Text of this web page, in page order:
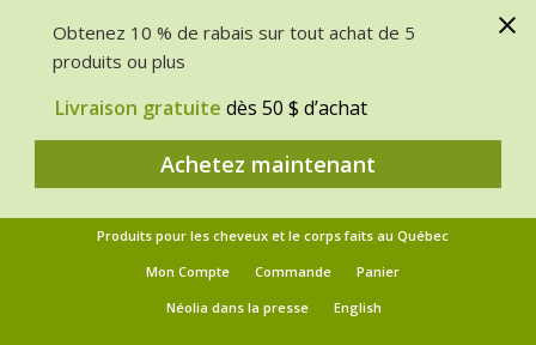
Obtenez 10 % de rabais sur tout achat de 5
produits ou plus
Livraison gratuite dès 50 $ d’achat
Achetez maintenant
Produits pour les cheveux et le corps faits au Québec
Mon Compte
Commande
Panier
Néolia dans la presse
English